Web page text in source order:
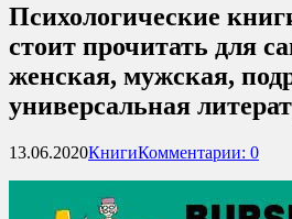
Психологические
стоит прочитать для
женская, мужская,
универсальная
13.06.2020КнигиКомментарии: 0